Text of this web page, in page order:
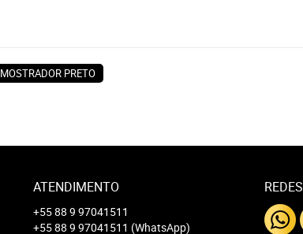
MOSTRADOR PRETO
ATENDIMENTO
+55 88 9 97041511
+55 88 9 97041511 (WhatsApp)